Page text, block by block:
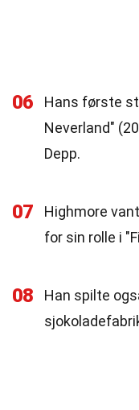
06
Hans første
Neverland"
Depp.
07
Highmore
for sin rolle i
08
Han spilte